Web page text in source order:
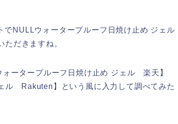
NULLウォータープルーフ日焼け止め ジェル
だきますね。
ータープルーフ日焼け止め ジェル 楽天】
ル Rakuten】という風に入力して調べてみた